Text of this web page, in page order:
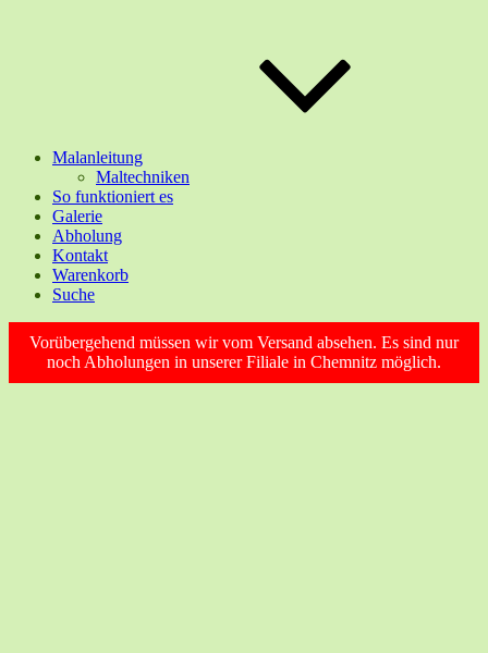
Malanleitung
Maltechniken
So funktioniert es
Galerie
Abholung
Kontakt
Warenkorb
Suche
Vorübergehend müssen wir vom Versand absehen. Es sind nur
noch Abholungen in unserer Filiale in Chemnitz möglich.